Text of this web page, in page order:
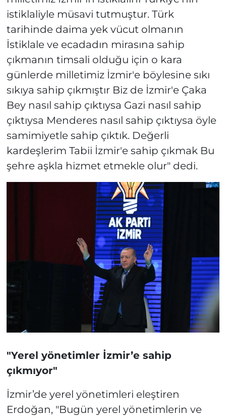
istiklaliyle müsavi tutmuştur. Türk
tarihinde daima yek vücut olmanın
İstiklale ve ecadadın mirasına sahip
çıkmanın timsali olduğu için o kara
günlerde milletimiz İzmir'e böylesine sıkı
sıkıya sahip çıkmıştır Biz de İzmir'e Çaka
Bey nasıl sahip çıktıysa Gazi nasıl sahip
çıktıysa Menderes nasıl sahip çıktıysa öyle
samimiyetle sahip çıktık. Değerli
kardeşlerim Tabii İzmir'e sahip çıkmak Bu
şehre aşkla hizmet etmekle olur" dedi.
"Yerel yönetimler İzmir’e sahip
çıkmıyor"
İzmir’de yerel yönetimleri eleştiren
Erdoğan, "Bugün yerel yönetimlerin ve